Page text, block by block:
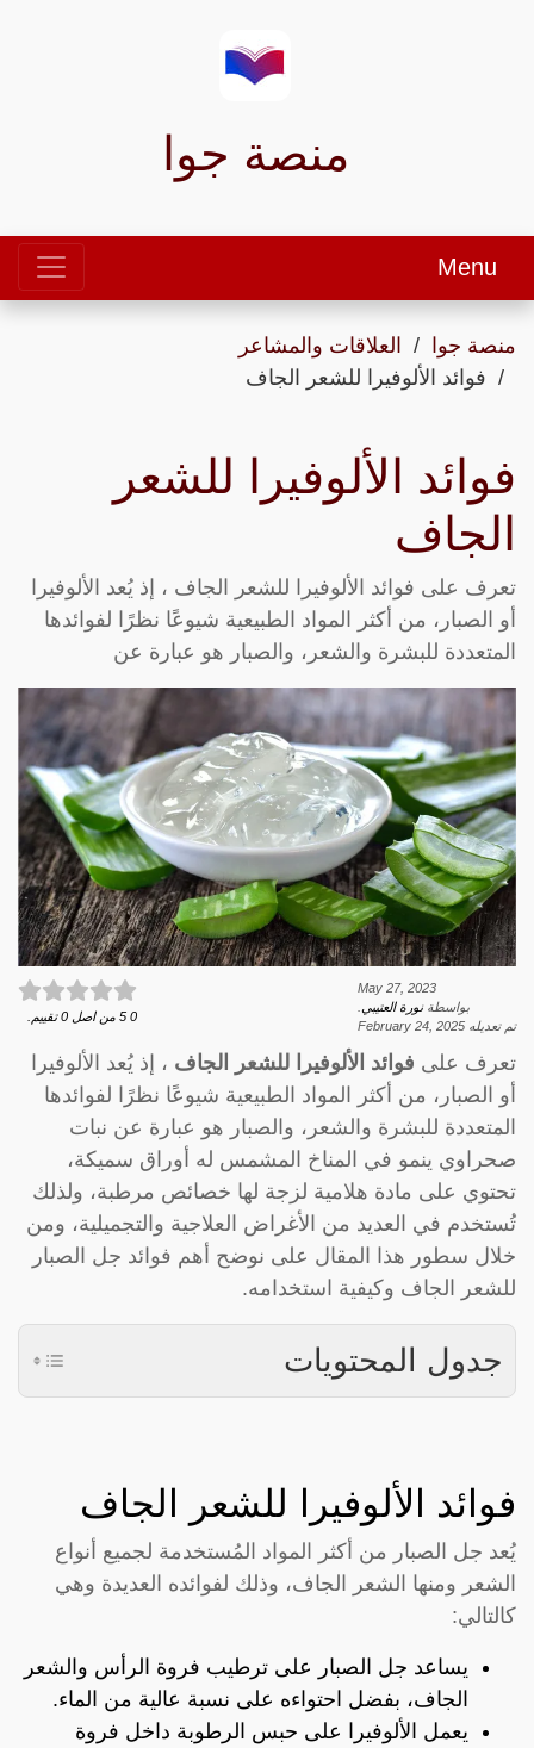
منصة جوا
Menu
منصة جوا
العلاقات والمشاعر
فوائد الألوفيرا للشعر الجاف
فوائد الألوفيرا للشعر
الجاف
تعرف على فوائد الألوفيرا للشعر الجاف ، إذ يُعد الألوفيرا
أو الصبار، من أكثر المواد الطبيعية شيوعًا نظرًا لفوائدها
المتعددة للبشرة والشعر، والصبار هو عبارة عن
May 27, 2023
بواسطةنورة العتيبي
تم تعديله February 24, 2025
0
5 من اصل 0 تقييم.
تعرف على فوائد الألوفيرا للشعر الجاف ، إذ يُعد الألوفيرا
أو الصبار، من أكثر المواد الطبيعية شيوعًا نظرًا لفوائدها
المتعددة للبشرة والشعر، والصبار هو عبارة عن نبات
صحراوي ينمو في المناخ المشمس له أوراق سميكة،
تحتوي على مادة هلامية لزجة لها خصائص مرطبة، ولذلك
تُستخدم في العديد من الأغراض العلاجية والتجميلية، ومن
خلال سطور هذا المقال على نوضح أهم فوائد جل الصبار
للشعر الجاف وكيفية استخدامه.
جدول المحتويات
فوائد الألوفيرا للشعر الجاف
يُعد جل الصبار من أكثر المواد المُستخدمة لجميع أنواع
الشعر ومنها الشعر الجاف، وذلك لفوائده العديدة وهي
كالتالي:
يساعد جل الصبار على ترطيب فروة الرأس والشعر
الجاف، بفضل احتواءه على نسبة عالية من الماء.
يعمل الألوفيرا على حبس الرطوبة داخل فروة